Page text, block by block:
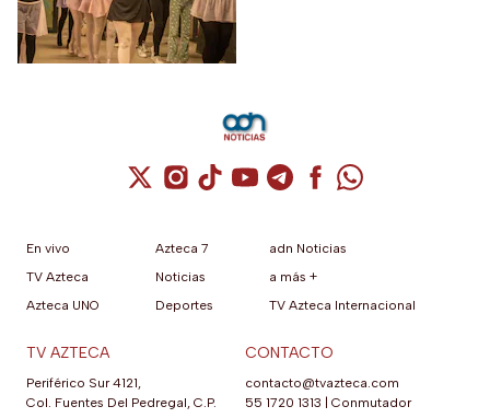
Cuenta de X / Twitter (se abre en una
Cuenta de Instagram (se abre en una
Cuenta de TikTok (se abre en
Cuenta de YouTube (se abre
Cuenta de Telegram (se
Cuenta de
Cuenta de
En vivo
TV Azteca
Azteca UNO
Azteca 7
Noticias
Deportes
adn Noticias
a más +
TV Azteca Internacional
TV AZTECA
Periférico Sur 4121,
Col. Fuentes Del Pedregal, C.P.
CONTACTO
contacto@tvazteca.com
55 1720 1313 | Conmutador